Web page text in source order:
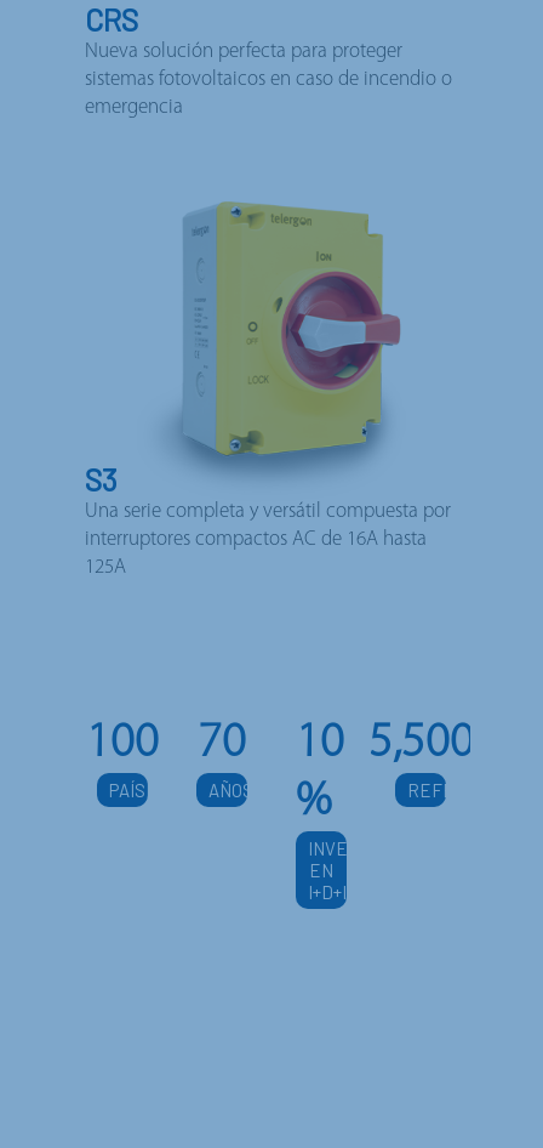
CRS
Nueva solución perfecta para proteger
sistemas fotovoltaicos en caso de incendio o
emergencia
S3
Una serie completa y versátil compuesta por
interruptores compactos AC de 16A hasta
125A
100
PAÍSES
70
AÑOS
10
%
INVERSIÓN
EN
I+D+I
5,500
REFERENCIAS